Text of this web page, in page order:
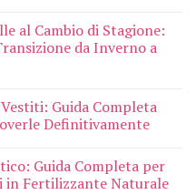
al Cambio di Stagione:
da Inverno a
Guida Completa
Definitivamente
Guida Completa per
in Fertilizzante Naturale